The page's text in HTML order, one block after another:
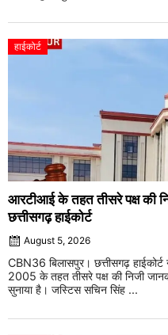
हाईकोर्ट
आरटीआई के तहत तीसरे पक्ष की
छत्तीसगढ़ हाईकोर्ट
August 5, 2026
CBN36 बिलासपुर। छत्तीसगढ़
2005 के तहत तीसरे पक्ष की निजी
सुनाया है। जस्टिस सचिन सिंह ...